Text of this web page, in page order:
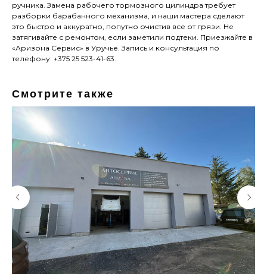
ручника. Замена рабочего тормозного цилиндра требует
разборки барабанного механизма, и наши мастера сделают
это быстро и аккуратно, попутно очистив все от грязи. Не
затягивайте с ремонтом, если заметили подтеки. Приезжайте в
«Аризона Сервис» в Уручье. Запись и консультация по
телефону: +375 25 523-41-63.
Смотрите также